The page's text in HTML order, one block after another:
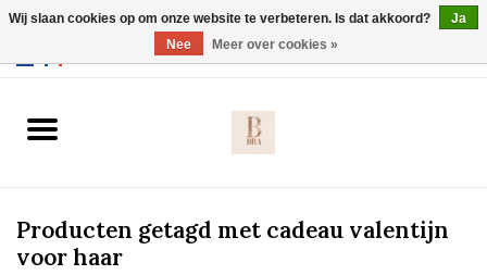
Slip
Producten getagd met cadeau valentijn
voor haar
Wij slaan cookies op om onze website te verbeteren. Is dat akkoord?
Ja
Nee
Meer over cookies »
Webshop werkt met EU maten. .